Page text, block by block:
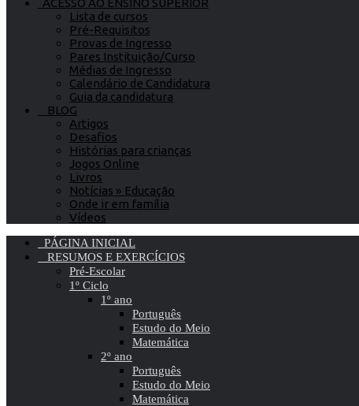
ACESSO AO ENSINO SUPERIOR
Lista de cursos
Pré-Requisitos
Provas de Ingresso
Pares Instituição/Curso
Médias de Ingresso
Calendário de Candidatura
Guia da candidatura
BLOG
Artigos
Desafios
Histórias para crianças
Jogos Online
Livros
Notícias » Educação
Onde ir em família
Vídeos
PÁGINA INICIAL
RESUMOS E EXERCÍCIOS
Pré-Escolar
1º Ciclo
1º ano
Português
Estudo do Meio
Matemática
2º ano
Português
Estudo do Meio
Matemática